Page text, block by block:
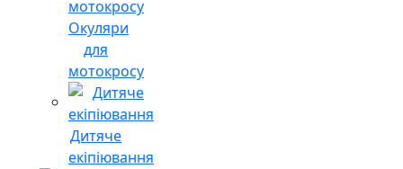
Окуляри
для
мотокросу
Дитяче
екіпіювання